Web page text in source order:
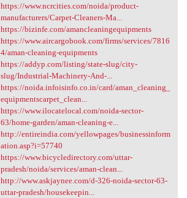
https://www.ncrcities.com/noida/product-
manufacturers/Carpet-Cleaners-Ma...
https://bizinfe.com/amancleaningequipments
https://www.aircargobook.com/firms/services/7816
4/aman-cleaning-equipments
https://addyp.com/listing/state-slug/city-
slug/Industrial-Machinery-And-...
https://noida.infoisinfo.co.in/card/aman_cleaning_
equipmentscarpet_clean...
https://www.ilocatelocal.com/noida-sector-
63/home-garden/aman-cleaning-e...
http://entireindia.com/yellowpages/businessinform
ation.asp?i=57740
https://www.bicycledirectory.com/uttar-
pradesh/noida/services/aman-clean...
http://www.askjaynee.com/d-326-noida-sector-63-
uttar-pradesh/housekeepin...